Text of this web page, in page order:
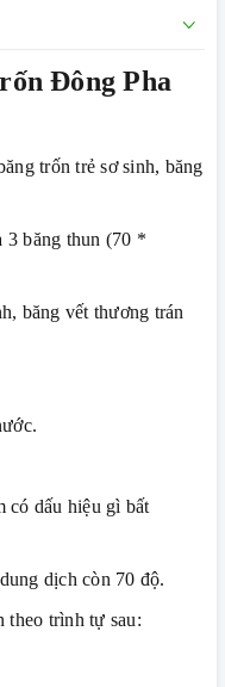
Đông Pha
trốn trẻ sơ sinh, băng
3 băng thun (70 *
băng vết thương trán
có dấu hiệu gì bất
dịch còn 70 độ.
theo trình tự sau: